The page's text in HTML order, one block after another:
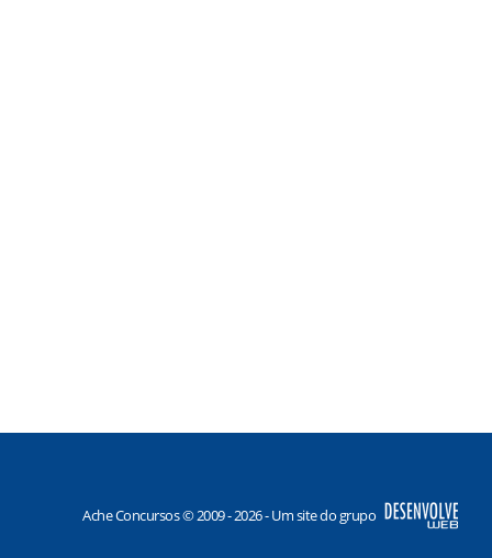
Ache Concursos © 2009 - 2026 - Um site do grupo